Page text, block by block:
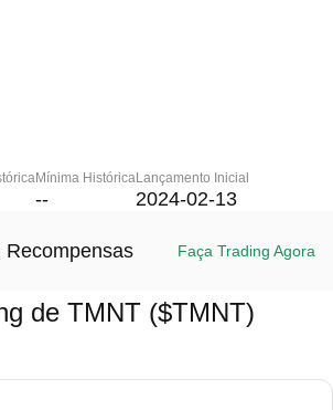
Mínima Histórica
--
Lançamento Inicial
2024-02-13
Recompensas Faça Trading Agora
de TMNT ($TMNT)